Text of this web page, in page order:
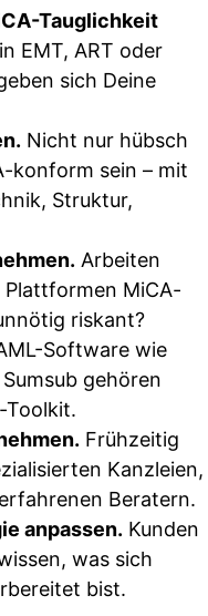
Tauglichkeit
EMT, ART oder
sich Deine
Nicht nur hübsch
konform sein – mit
Struktur,
Arbeiten
Plattformen MiCA-
riskant?
Software wie
gehören
Toolkit.
Frühzeitig
Kanzleien,
Beratern.
anpassen. Kunden
was sich
bist.